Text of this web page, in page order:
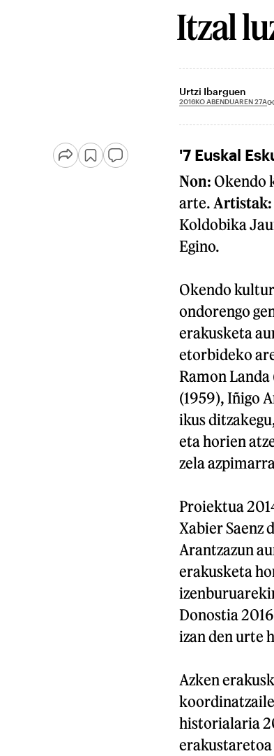
Itzal
Urtzi Ibarguen
2016KO ABENDUAREN 27A
'7 Euskal
Non: Okendo
arte. Artistak:
Koldobika
Egino.
Okendo
ondorengo
erakusketa
etorbideko
Ramon
(1959), Iñigo
ikus
eta horien
zela
Proiektua
Xabier Saenz
Arantzazun
erakusketa
Donostia
izan den urte
Azken
historialaria